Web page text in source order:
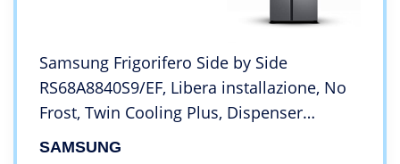
Samsung Frigorifero Side by Side
RS68A8840S9/EF, Libera installazione, No
Frost, Twin Cooling Plus, Dispenser
dell’acqua, 634L, 91l x 178h x 72p cm
SAMSUNG